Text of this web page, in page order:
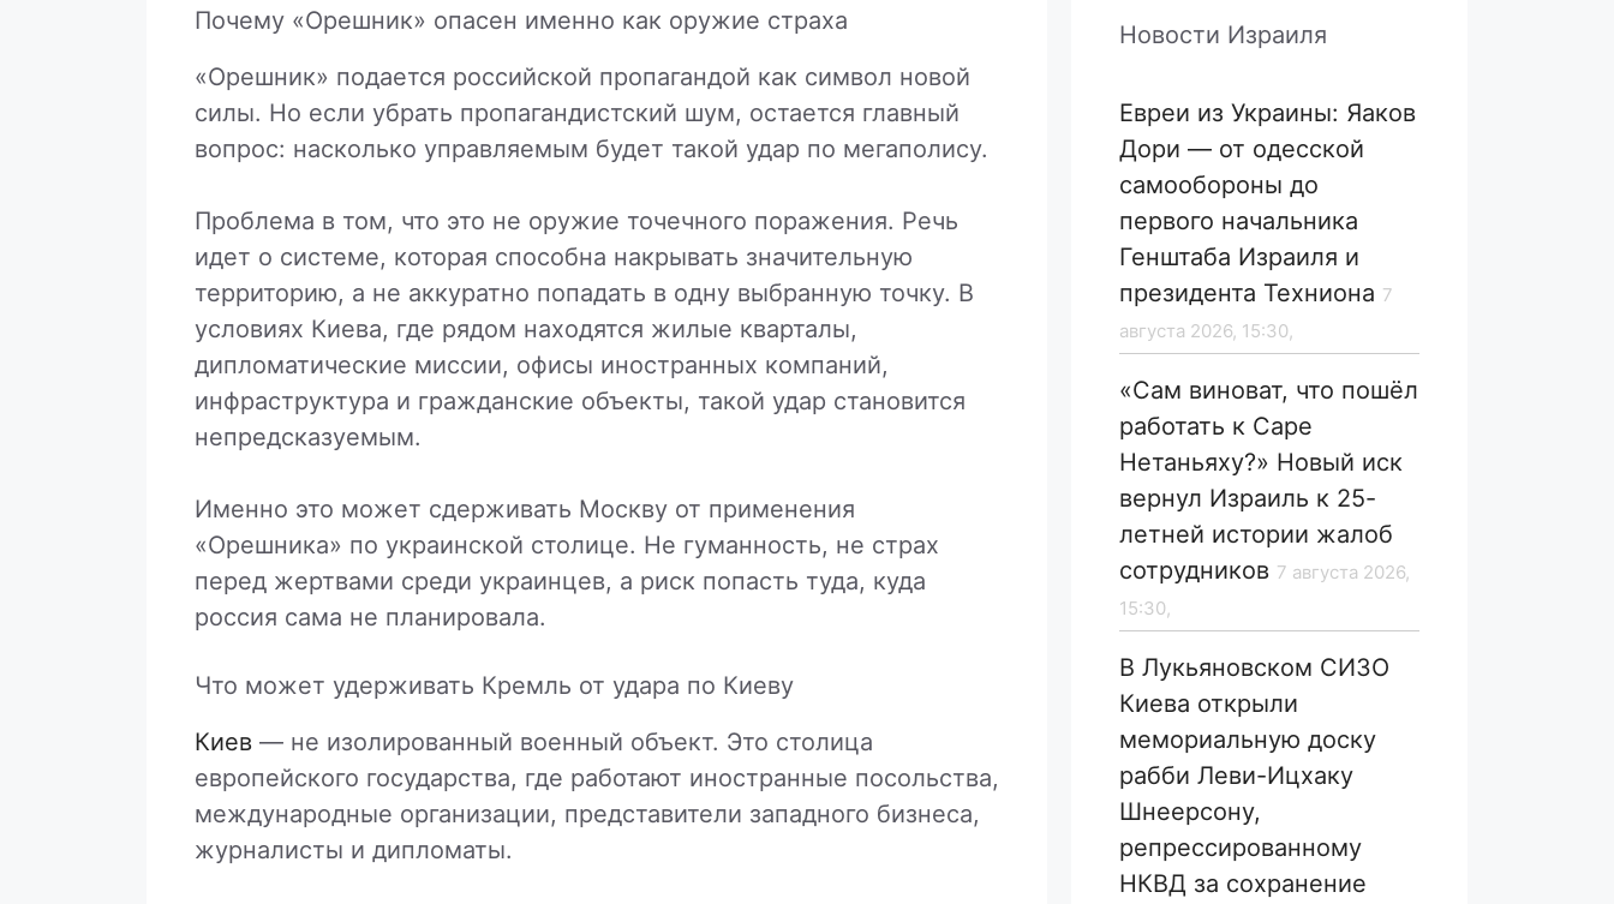
Почему «Орешник» опасен именно как оружие страха
«Орешник» подается российской пропагандой как символ новой
силы. Но если убрать пропагандистский шум, остается главный
вопрос: насколько управляемым будет такой удар по мегаполису.
Проблема в том, что это не оружие точечного поражения. Речь
идет о системе, которая способна накрывать значительную
территорию, а не аккуратно попадать в одну выбранную точку. В
условиях Киева, где рядом находятся жилые кварталы,
дипломатические миссии, офисы иностранных компаний,
инфраструктура и гражданские объекты, такой удар становится
непредсказуемым.
Именно это может сдерживать Москву от применения
«Орешника» по украинской столице. Не гуманность, не страх
перед жертвами среди украинцев, а риск попасть туда, куда
россия сама не планировала.
Что может удерживать Кремль от удара по Киеву
Киев — не изолированный военный объект. Это столица
европейского государства, где работают иностранные посольства,
международные организации, представители западного бизнеса,
журналисты и дипломаты.
Новости Израиля
Евреи из Украины: Яаков
Дори — от одесской
самообороны до
первого начальника
Генштаба Израиля и
президента Техниона 7
августа 2026, 15:30,
«Сам виноват, что пошёл
работать к Саре
Нетаньяху?» Новый иск
вернул Израиль к 25-
летней истории жалоб
сотрудников 7 августа 2026,
15:30,
В Лукьяновском СИЗО
Киева открыли
мемориальную доску
рабби Леви-Ицхаку
Шнеерсону,
репрессированному
НКВД за сохранение